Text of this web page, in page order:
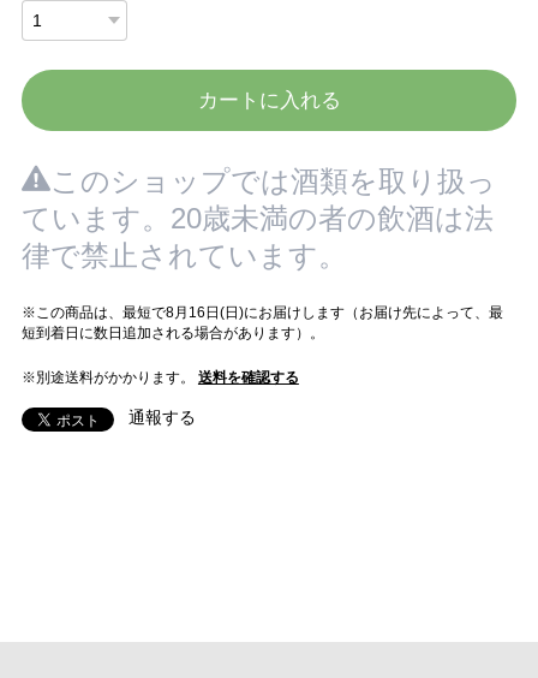
カートに入れる
このショップでは酒類を取り扱っ
ています。20歳未満の者の飲酒は法
律で禁止されています。
※この商品は、最短で8月16日(日)にお届けします（お届け先によって、最
短到着日に数日追加される場合があります）。
※別途送料がかかります。 送料を確認する
通報する